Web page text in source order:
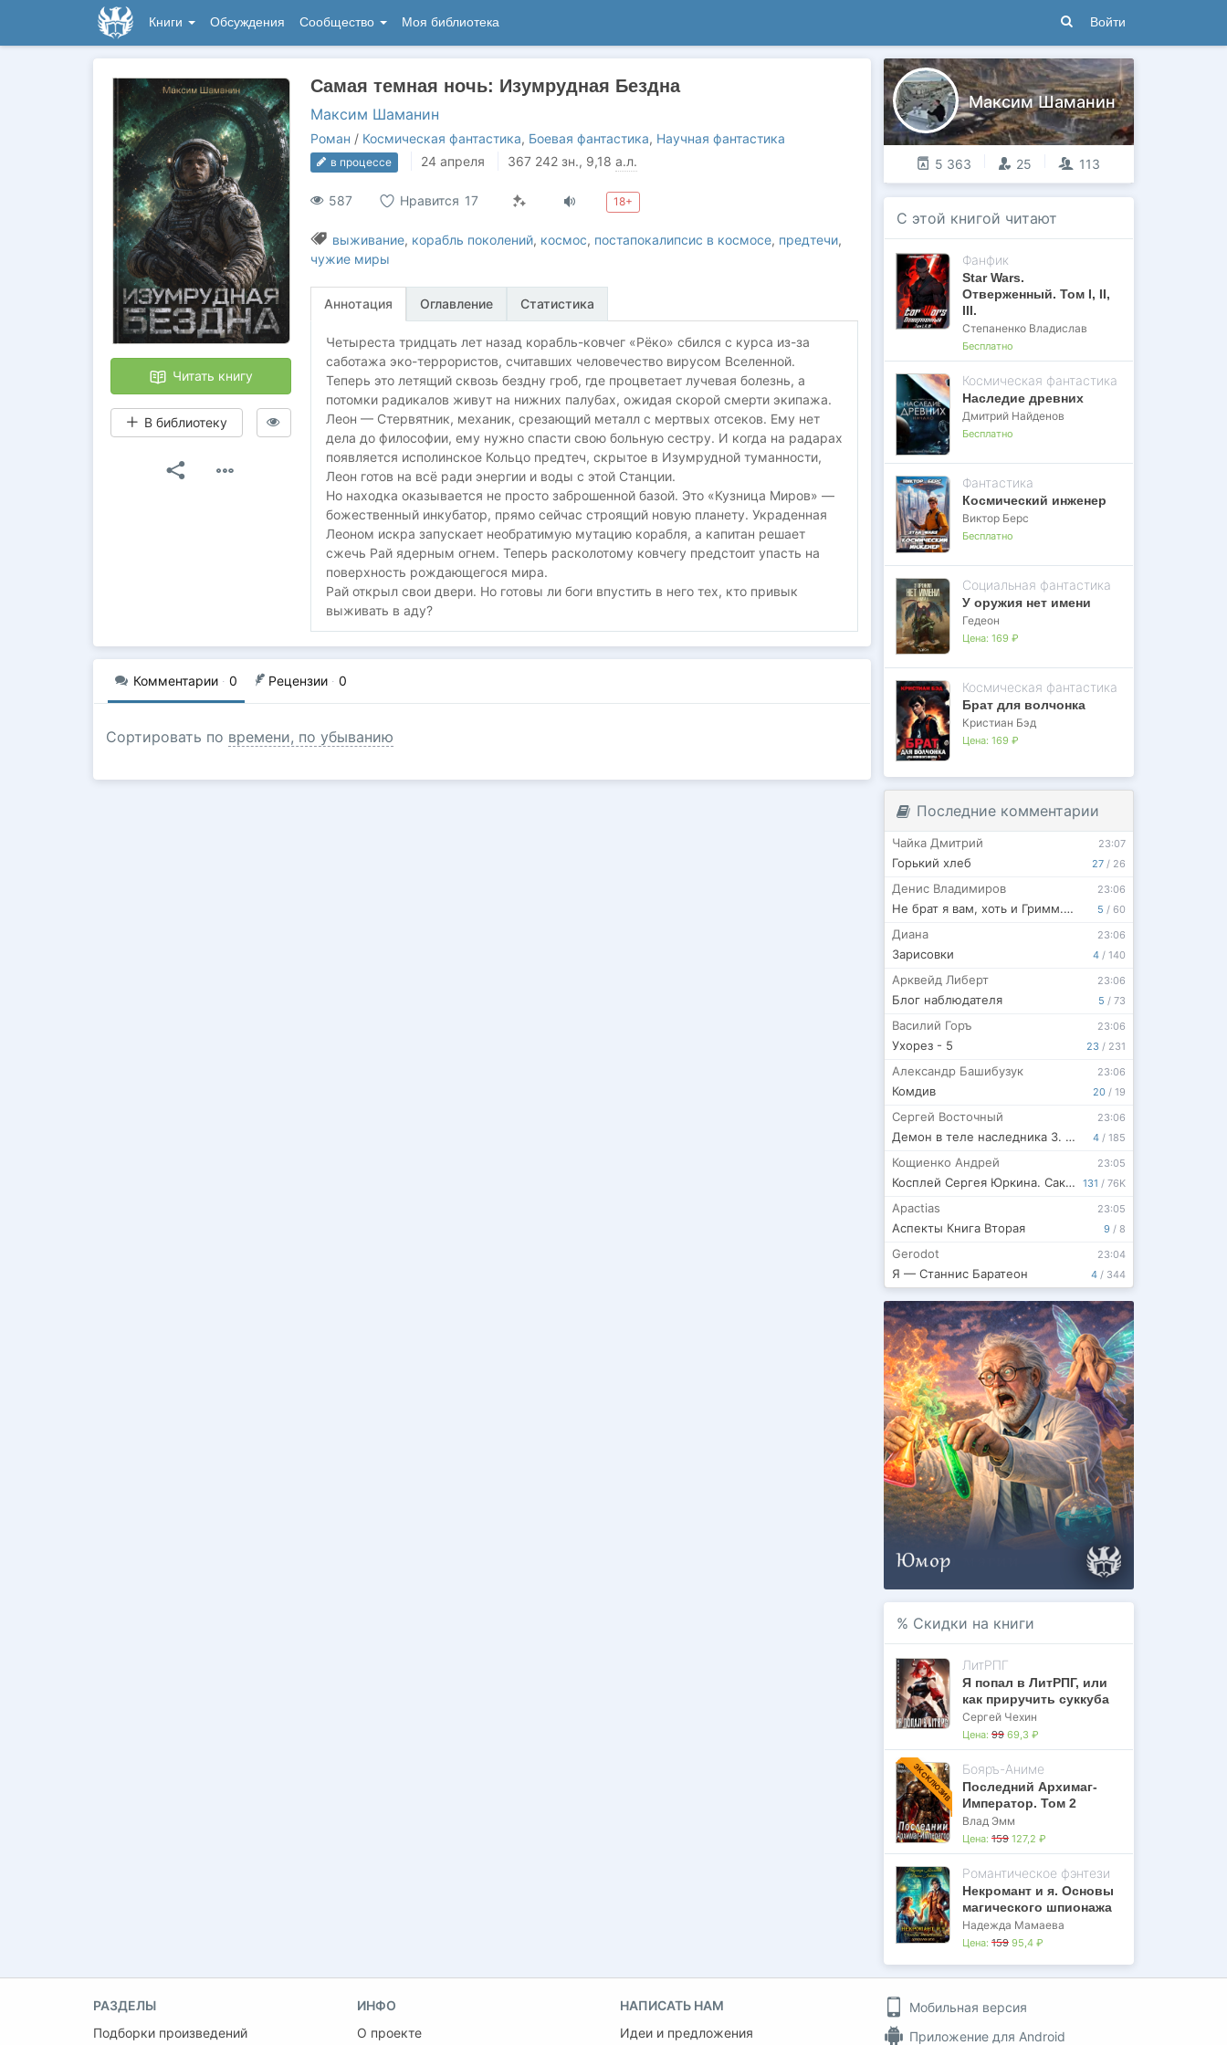
Книги Обсуждения Сообщество Моя библиотека Войти
Читать книгу
В библиотеку
Самая темная ночь: Изумрудная Бездна
Максим Шаманин
Роман / Космическая фантастика, Боевая фантастика, Научная фантастика
в процессе 24 апреля 367 242 зн., 9,18 а.л.
587 Нравится 17 18+
выживание, корабль поколений, космос, постапокалипсис в космосе, предтечи,
чужие миры
Аннотация Оглавление Статистика
Четыреста тридцать лет назад корабль-ковчег «Рёко» сбился с курса из-за
саботажа эко-террористов, считавших человечество вирусом Вселенной.
Теперь это летящий сквозь бездну гроб, где процветает лучевая болезнь, а
потомки радикалов живут на нижних палубах, ожидая скорой смерти экипажа.
Леон — Стервятник, механик, срезающий металл с мертвых отсеков. Ему нет
дела до философии, ему нужно спасти свою больную сестру. И когда на радарах
появляется исполинское Кольцо предтеч, скрытое в Изумрудной туманности,
Леон готов на всё ради энергии и воды с этой Станции.
Но находка оказывается не просто заброшенной базой. Это «Кузница Миров» —
божественный инкубатор, прямо сейчас строящий новую планету. Украденная
Леоном искра запускает необратимую мутацию корабля, а капитан решает
сжечь Рай ядерным огнем. Теперь расколотому ковчегу предстоит упасть на
поверхность рождающегося мира.
Рай открыл свои двери. Но готовы ли боги впустить в него тех, кто привык
выживать в аду?
Комментарии · 0 Рецензии · 0
Сортировать по времени, по убыванию
Максим Шаманин
5 363 25 113
С этой книгой читают
Фанфик
Star Wars.
Отверженный. Том I, II,
III.
Степаненко Владислав
Бесплатно
Космическая фантастика
Наследие древних
Дмитрий Найденов
Бесплатно
Фантастика
Космический инженер
Виктор Берс
Бесплатно
Социальная фантастика
У оружия нет имени
Гедеон
Цена: 169 ₽
Космическая фантастика
Брат для волчонка
Кристиан Бэд
Цена: 169 ₽
Последние комментарии
27 / 26
23:07
Чайка Дмитрий
Горький хлеб
5 / 60
23:06
Денис Владимиров
Не брат я вам, хоть и Гримм. Часть III
4 / 140
23:06
Диана
Зарисовки
5 / 73
23:06
Арквейд Либерт
Блог наблюдателя
23 / 231
23:06
Василий Горъ
Ухорез - 5
20 / 19
23:06
Александр Башибузук
Комдив
4 / 185
23:06
Сергей Восточный
Демон в теле наследника 3. Борьба за трон Империи.
131 / 76K
23:05
Кощиенко Андрей
Косплей Сергея Юркина. Сакура-ян. (Часть вторая)
9 / 8
23:05
Apactias
Аспекты Книга Вторая
4 / 344
23:04
Gerodot
Я — Станнис Баратеон
% Скидки на книги
ЛитРПГ
Я попал в ЛитРПГ, или
как приручить суккуба
Сергей Чехин
Цена: 99 69,3 ₽
ЭКСКЛЮЗИВ Бояръ-Аниме
Последний Архимаг-
Император. Том 2
Влад Эмм
Цена: 159 127,2 ₽
Романтическое фэнтези
Некромант и я. Основы
магического шпионажа
Надежда Мамаева
Цена: 159 95,4 ₽
РАЗДЕЛЫ
Подборки произведений
ИНФО
О проекте
НАПИСАТЬ НАМ
Идеи и предложения
Мобильная версия
Приложение для Android